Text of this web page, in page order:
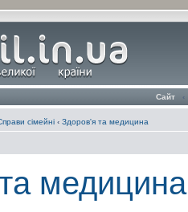
Сайт ‹
сімейні ‹ Здоров'я та медицина
медицина